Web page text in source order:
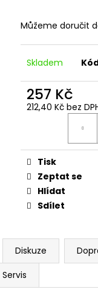
Můžeme doručit
Skladem
257 Kč
212,40 Kč bez
Tisk
Zeptat se
Hlídat
Sdílet
Diskuze
Servis